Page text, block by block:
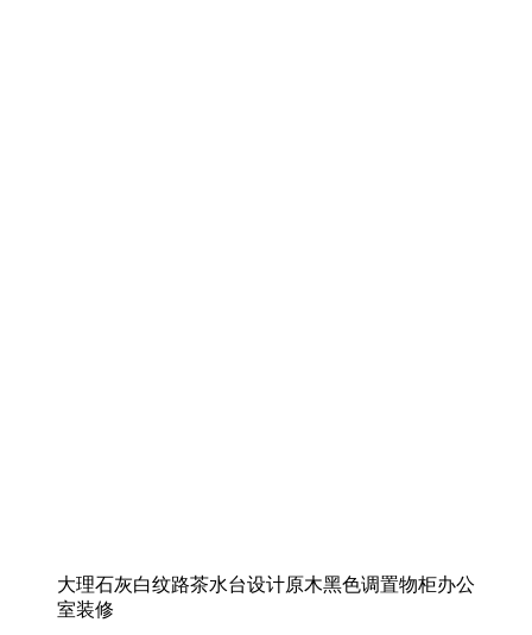
大理石灰白纹路茶水台设计原木黑色调置物柜办公
室装修